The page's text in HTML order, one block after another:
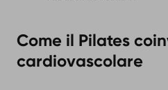
Come il Pilates
cardiovascolare